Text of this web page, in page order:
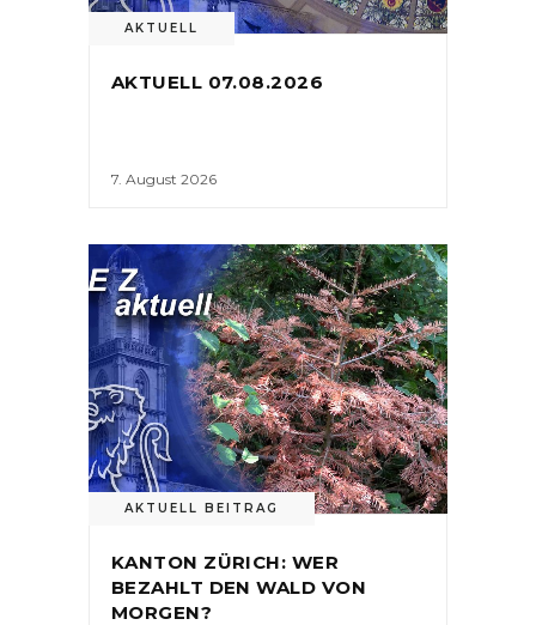
AKTUELL
AKTUELL 07.08.2026
7. August 2026
AKTUELL BEITRAG
KANTON ZÜRICH: WER
BEZAHLT DEN WALD VON
MORGEN?